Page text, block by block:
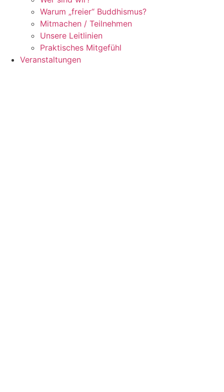
Warum „freier“ Buddhismus?
Mitmachen / Teilnehmen
Unsere Leitlinien
Praktisches Mitgefühl
Veranstaltungen